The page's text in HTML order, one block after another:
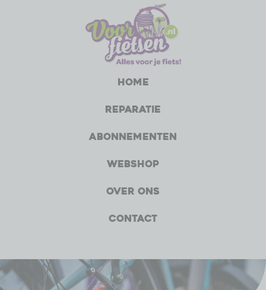
Home
Reparatie
Abonnementen
Webshop
Over ons
Contact